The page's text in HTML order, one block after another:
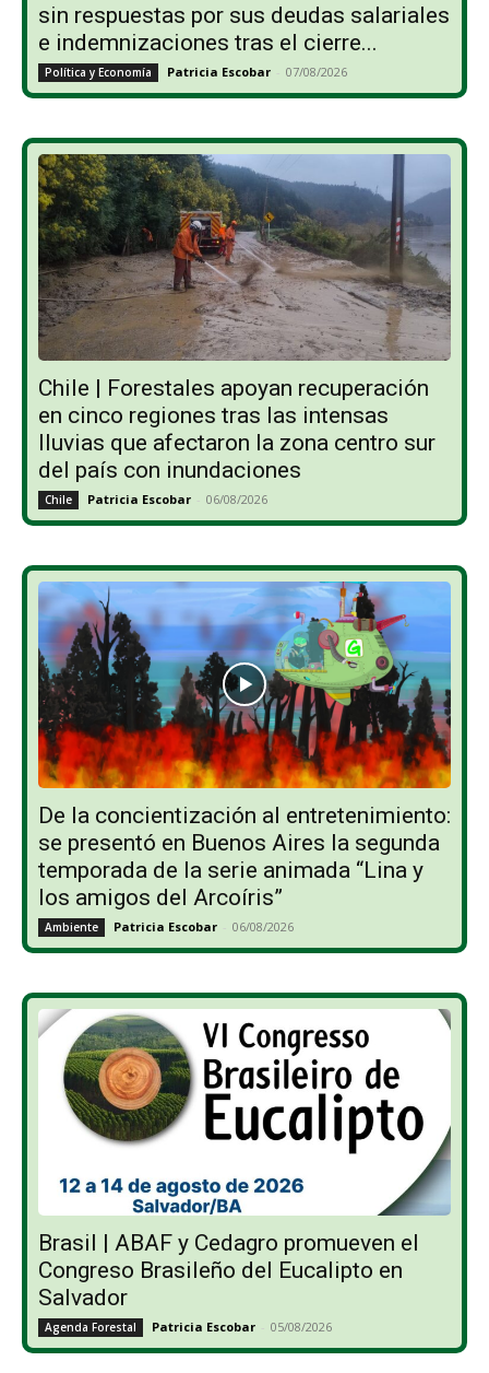
sin respuestas por sus deudas salariales
e indemnizaciones tras el cierre...
Política y Economía Patricia Escobar - 07/08/2026
Chile | Forestales apoyan recuperación
en cinco regiones tras las intensas
lluvias que afectaron la zona centro sur
del país con inundaciones
Chile Patricia Escobar - 06/08/2026
De la concientización al entretenimiento:
se presentó en Buenos Aires la segunda
temporada de la serie animada “Lina y
los amigos del Arcoíris”
Ambiente Patricia Escobar - 06/08/2026
Brasil | ABAF y Cedagro promueven el
Congreso Brasileño del Eucalipto en
Salvador
Agenda Forestal Patricia Escobar - 05/08/2026